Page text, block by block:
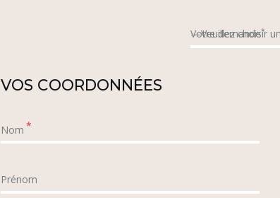
Votre demande*
VOS COORDONNÉES
Nom *
Prénom